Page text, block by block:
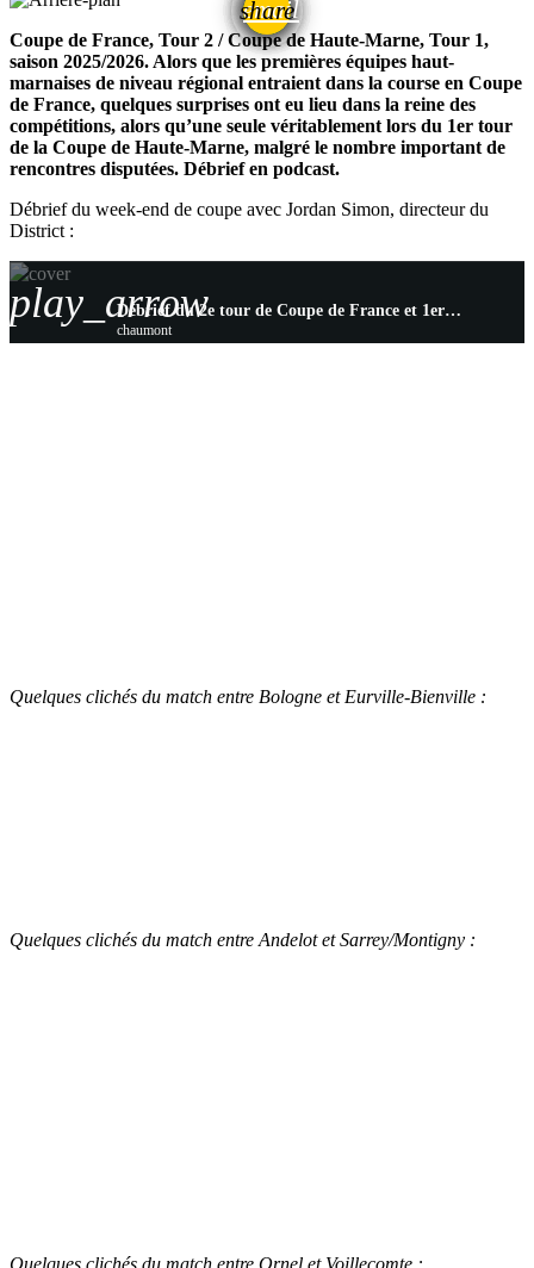
share
email
Coupe de France, Tour 2 / Coupe de Haute-Marne, Tour 1,
saison 2025/2026. Alors que les premières équipes haut-
marnaises de niveau régional entraient dans la course en Coupe
de France, quelques surprises ont eu lieu dans la reine des
compétitions, alors qu’une seule véritablement lors du 1er tour
de la Coupe de Haute-Marne, malgré le nombre important de
rencontres disputées. Débrief en podcast.
Débrief du week-end de coupe avec Jordan Simon, directeur du
District :
play_arrow Débrief du 2e tour de Coupe de France et 1er tour de Coupe de Haute-Marne
chaumont
Quelques clichés du match entre Bologne et Eurville-Bienville :
Quelques clichés du match entre Andelot et Sarrey/Montigny :